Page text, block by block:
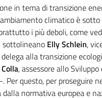
in tema di transizione
climatico è sotto
i più deboli, come
Elly Schlein,
alla transizione
, assessore allo
Per questo, per proseguire
normativa europea e